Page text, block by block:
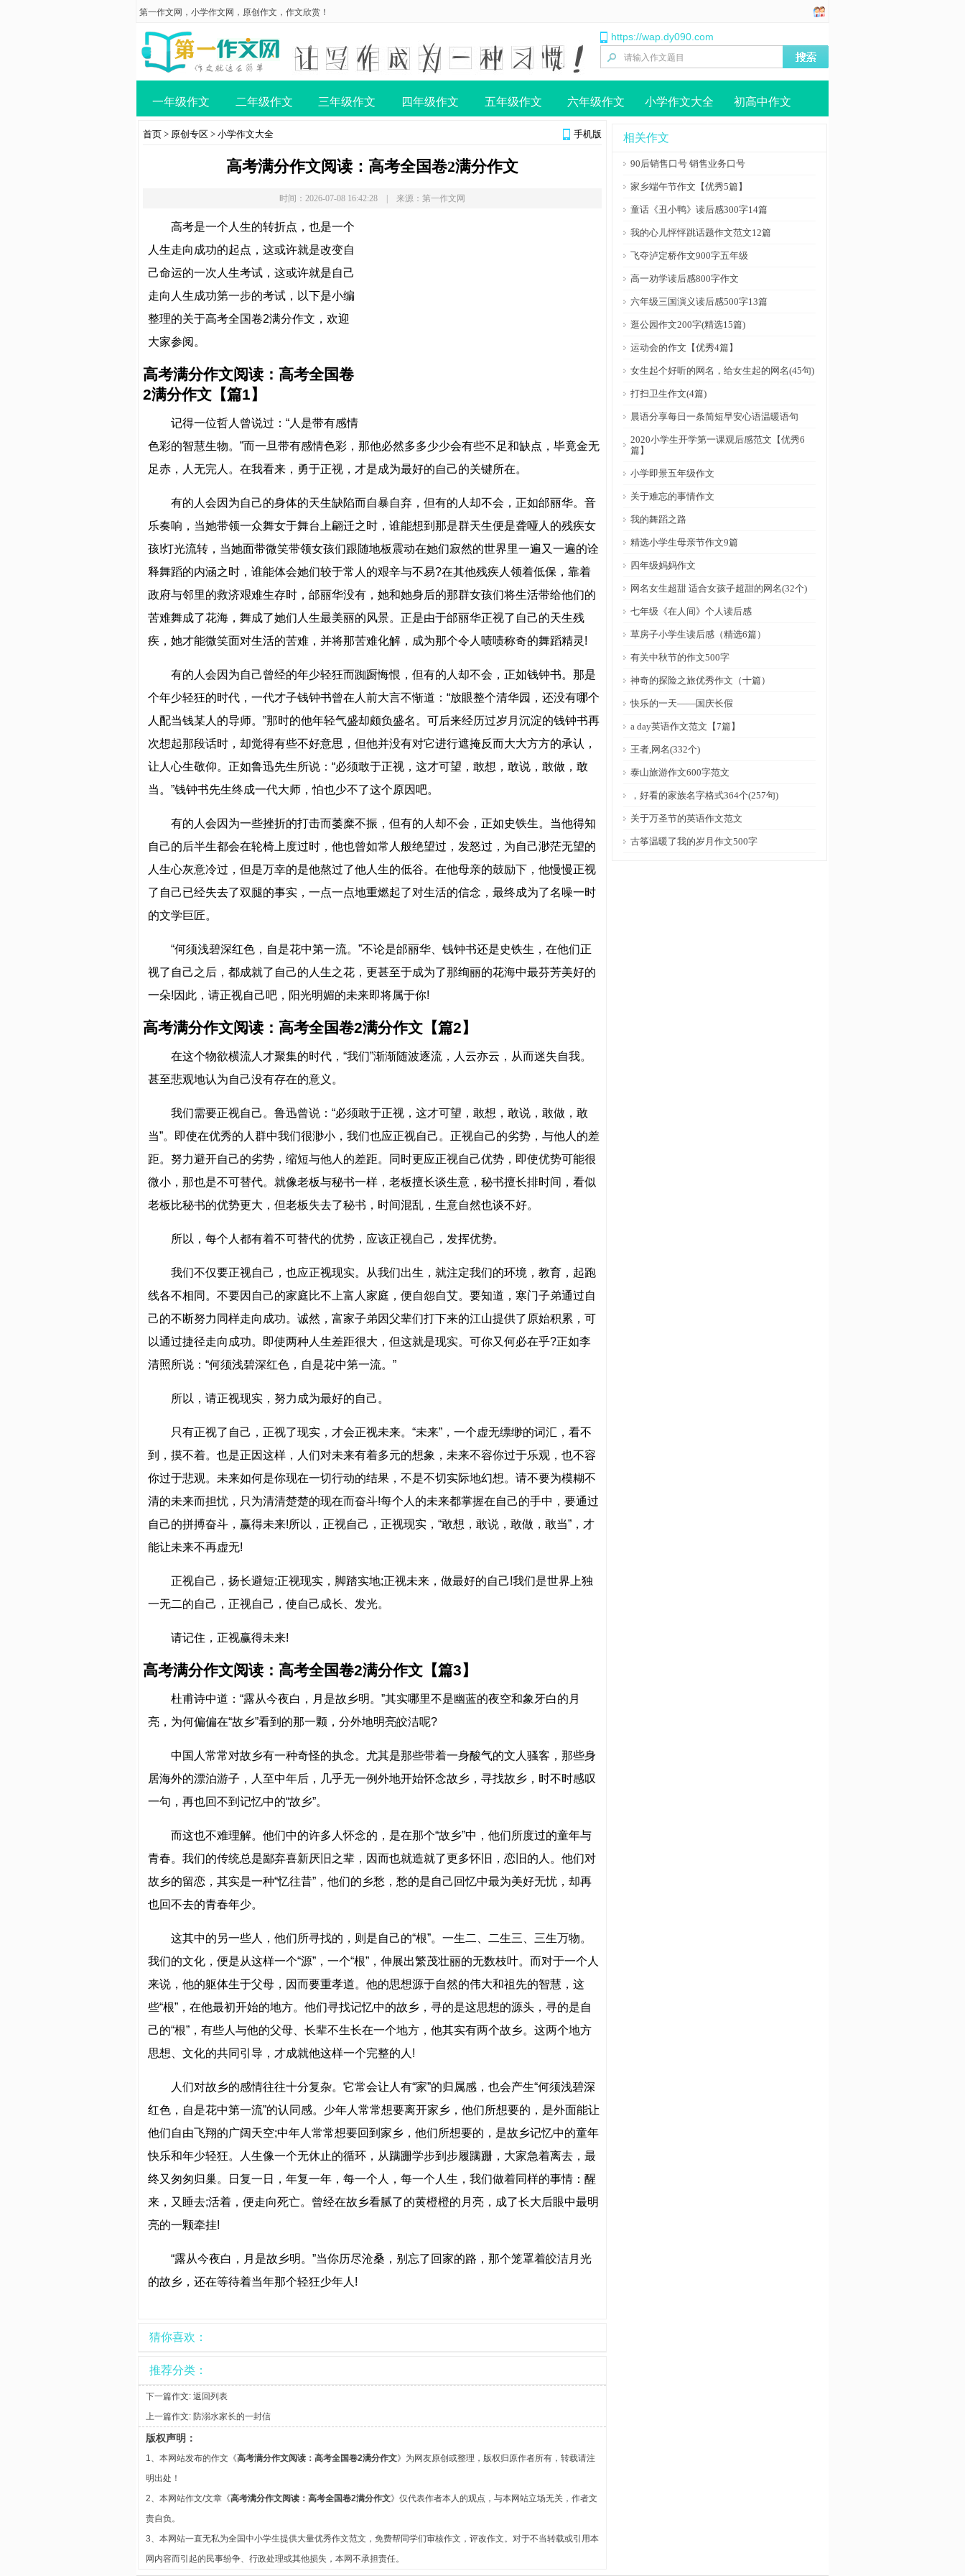
第一作文网 ， 小学作文网 ， 原创作文 ， 作文欣赏 ！
https://wap.dy090.com
一年级作文 二年级作文 三年级作文 四年级作文 五年级作文 六年级作文 小学作文大全 初高中作文
手机版
首页 > 原创专区 > 小学作文大全
高考满分作文阅读：高考全国卷2满分作文
时间：2026-07-08 16:42:28 | 来源：第一作文网
高考是一个人生的转折点，也是一个
人生走向成功的起点，这或许就是改变自
己命运的一次人生考试，这或许就是自己
走向人生成功第一步的考试，以下是小编
整理的关于高考全国卷2满分作文，欢迎
大家参阅。
高考满分作文阅读：高考全国卷
2满分作文【篇1】
记得一位哲人曾说过：“人是带有感情
色彩的智慧生物。”而一旦带有感情色彩，那他必然多多少少会有些不足和缺点，毕竟金无
足赤，人无完人。在我看来，勇于正视，才是成为最好的自己的关键所在。
有的人会因为自己的身体的天生缺陷而自暴自弃，但有的人却不会，正如邰丽华。音
乐奏响，当她带领一众舞女于舞台上翩迁之时，谁能想到那是群天生便是聋哑人的残疾女
孩!灯光流转，当她面带微笑带领女孩们跟随地板震动在她们寂然的世界里一遍又一遍的诠
释舞蹈的内涵之时，谁能体会她们较于常人的艰辛与不易?在其他残疾人领着低保，靠着
政府与邻里的救济艰难生存时，邰丽华没有，她和她身后的那群女孩们将生活带给他们的
苦难舞成了花海，舞成了她们人生最美丽的风景。正是由于邰丽华正视了自己的天生残
疾，她才能微笑面对生活的苦难，并将那苦难化解，成为那个令人啧啧称奇的舞蹈精灵!
有的人会因为自己曾经的年少轻狂而踟蹰悔恨，但有的人却不会，正如钱钟书。那是
个年少轻狂的时代，一代才子钱钟书曾在人前大言不惭道：“放眼整个清华园，还没有哪个
人配当钱某人的导师。”那时的他年轻气盛却颇负盛名。可后来经历过岁月沉淀的钱钟书再
次想起那段话时，却觉得有些不好意思，但他并没有对它进行遮掩反而大大方方的承认，
让人心生敬仰。正如鲁迅先生所说：“必须敢于正视，这才可望，敢想，敢说，敢做，敢
当。”钱钟书先生终成一代大师，怕也少不了这个原因吧。
有的人会因为一些挫折的打击而萎糜不振，但有的人却不会，正如史铁生。当他得知
自己的后半生都会在轮椅上度过时，他也曾如常人般绝望过，发怒过，为自己渺茫无望的
人生心灰意冷过，但是万幸的是他熬过了他人生的低谷。在他母亲的鼓励下，他慢慢正视
了自己已经失去了双腿的事实，一点一点地重燃起了对生活的信念，最终成为了名噪一时
的文学巨匠。
“何须浅碧深红色，自是花中第一流。”不论是邰丽华、钱钟书还是史铁生，在他们正
视了自己之后，都成就了自己的人生之花，更甚至于成为了那绚丽的花海中最芬芳美好的
一朵!因此，请正视自己吧，阳光明媚的未来即将属于你!
高考满分作文阅读：高考全国卷2满分作文【篇2】
在这个物欲横流人才聚集的时代，“我们”渐渐随波逐流，人云亦云，从而迷失自我。
甚至悲观地认为自己没有存在的意义。
我们需要正视自己。鲁迅曾说：“必须敢于正视，这才可望，敢想，敢说，敢做，敢
当”。即使在优秀的人群中我们很渺小，我们也应正视自己。正视自己的劣势，与他人的差
距。努力避开自己的劣势，缩短与他人的差距。同时更应正视自己优势，即使优势可能很
微小，那也是不可替代。就像老板与秘书一样，老板擅长谈生意，秘书擅长排时间，看似
老板比秘书的优势更大，但老板失去了秘书，时间混乱，生意自然也谈不好。
所以，每个人都有着不可替代的优势，应该正视自己，发挥优势。
我们不仅要正视自己，也应正视现实。从我们出生，就注定我们的环境，教育，起跑
线各不相同。不要因自己的家庭比不上富人家庭，便自怨自艾。要知道，寒门子弟通过自
己的不断努力同样走向成功。诚然，富家子弟因父辈们打下来的江山提供了原始积累，可
以通过捷径走向成功。即使两种人生差距很大，但这就是现实。可你又何必在乎?正如李
清照所说：“何须浅碧深红色，自是花中第一流。”
所以，请正视现实，努力成为最好的自己。
只有正视了自己，正视了现实，才会正视未来。“未来”，一个虚无缥缈的词汇，看不
到，摸不着。也是正因这样，人们对未来有着多元的想象，未来不容你过于乐观，也不容
你过于悲观。未来如何是你现在一切行动的结果，不是不切实际地幻想。请不要为模糊不
清的未来而担忧，只为清清楚楚的现在而奋斗!每个人的未来都掌握在自己的手中，要通过
自己的拼搏奋斗，赢得未来!所以，正视自己，正视现实，“敢想，敢说，敢做，敢当”，才
能让未来不再虚无!
正视自己，扬长避短;正视现实，脚踏实地;正视未来，做最好的自己!我们是世界上独
一无二的自己，正视自己，使自己成长、发光。
请记住，正视赢得未来!
高考满分作文阅读：高考全国卷2满分作文【篇3】
杜甫诗中道：“露从今夜白，月是故乡明。”其实哪里不是幽蓝的夜空和象牙白的月
亮，为何偏偏在“故乡”看到的那一颗，分外地明亮皎洁呢?
中国人常常对故乡有一种奇怪的执念。尤其是那些带着一身酸气的文人骚客，那些身
居海外的漂泊游子，人至中年后，几乎无一例外地开始怀念故乡，寻找故乡，时不时感叹
一句，再也回不到记忆中的“故乡”。
而这也不难理解。他们中的许多人怀念的，是在那个“故乡”中，他们所度过的童年与
青春。我们的传统总是鄙弃喜新厌旧之辈，因而也就造就了更多怀旧，恋旧的人。他们对
故乡的留恋，其实是一种“忆往昔”，他们的乡愁，愁的是自己回忆中最为美好无忧，却再
也回不去的青春年少。
这其中的另一些人，他们所寻找的，则是自己的“根”。一生二、二生三、三生万物。
我们的文化，便是从这样一个“源”，一个“根”，伸展出繁茂壮丽的无数枝叶。而对于一个人
来说，他的躯体生于父母，因而要重孝道。他的思想源于自然的伟大和祖先的智慧，这
些“根”，在他最初开始的地方。他们寻找记忆中的故乡，寻的是这思想的源头，寻的是自
己的“根”，有些人与他的父母、长辈不生长在一个地方，他其实有两个故乡。这两个地方
思想、文化的共同引导，才成就他这样一个完整的人!
人们对故乡的感情往往十分复杂。它常会让人有“家”的归属感，也会产生“何须浅碧深
红色，自是花中第一流”的认同感。少年人常常想要离开家乡，他们所想要的，是外面能让
他们自由飞翔的广阔天空;中年人常常想要回到家乡，他们所想要的，是故乡记忆中的童年
快乐和年少轻狂。人生像一个无休止的循环，从蹒跚学步到步履蹒跚，大家急着离去，最
终又匆匆归巢。日复一日，年复一年，每一个人，每一个人生，我们做着同样的事情：醒
来，又睡去;活着，便走向死亡。曾经在故乡看腻了的黄橙橙的月亮，成了长大后眼中最明
亮的一颗牵挂!
“露从今夜白，月是故乡明。”当你历尽沧桑，别忘了回家的路，那个笼罩着皎洁月光
的故乡，还在等待着当年那个轻狂少年人!
猜你喜欢：
推荐分类：
下一篇作文: 返回列表
上一篇作文: 防溺水家长的一封信
版权声明：
1、本网站发布的作文《高考满分作文阅读：高考全国卷2满分作文》为网友原创或整理，版权归原作者所有，转载请注
明出处！
2、本网站作文/文章《高考满分作文阅读：高考全国卷2满分作文》仅代表作者本人的观点，与本网站立场无关，作者文
责自负。
3、本网站一直无私为全国中小学生提供大量优秀作文范文，免费帮同学们审核作文，评改作文。对于不当转载或引用本
网内容而引起的民事纷争、行政处理或其他损失，本网不承担责任。
相关作文
90后销售口号 销售业务口号
家乡端午节作文【优秀5篇】
童话《丑小鸭》读后感300字14篇
我的心儿怦怦跳话题作文范文12篇
飞夺泸定桥作文900字五年级
高一劝学读后感800字作文
六年级三国演义读后感500字13篇
逛公园作文200字(精选15篇)
运动会的作文【优秀4篇】
女生起个好听的网名，给女生起的网名(45句)
打扫卫生作文(4篇)
晨语分享每日一条简短早安心语温暖语句
2020小学生开学第一课观后感范文【优秀6
篇】
小学即景五年级作文
关于难忘的事情作文
我的舞蹈之路
精选小学生母亲节作文9篇
四年级妈妈作文
网名女生超甜 适合女孩子超甜的网名(32个)
七年级《在人间》个人读后感
草房子小学生读后感（精选6篇）
有关中秋节的作文500字
神奇的探险之旅优秀作文（十篇）
快乐的一天——国庆长假
a day英语作文范文【7篇】
王者,网名(332个)
泰山旅游作文600字范文
，好看的家族名字格式364个(257句)
关于万圣节的英语作文范文
古筝温暖了我的岁月作文500字